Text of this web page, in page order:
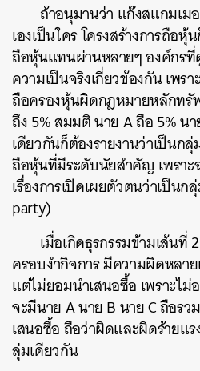
ถ้าอนุมานว่า แก๊งสแกมเม
เองเป็นใคร โครงสร้างการถือ
ถือหุ้นแทนผ่านหลายๆ องค์กรที่
ความเป็นจริงเกี่ยวข้องกัน เพร
ถือครองหุ้นผิดกฎหมายหลักทรั
ถึง 5% สมมติ นาย A ถือ 5% น
เดียวกันก็ต้องรายงานว่าเป็นกลุ่
ถือหุ้นที่มีระดับนัยสำคัญ เพรา
เรื่องการเปิดเผยตัวตนว่าเป็นก
party)
เมื่อเกิดธุรกรรมข้ามเส้นที่
ครอบงำกิจการ มีความผิดหลา
แต่ไม่ยอมนำเสนอซื้อ เพราะไม่
จะมีนาย A นาย B นาย C ถือร
เสนอซื้อ ถือว่าผิดและผิดร้ายแ
ลุ่มเดียวกัน